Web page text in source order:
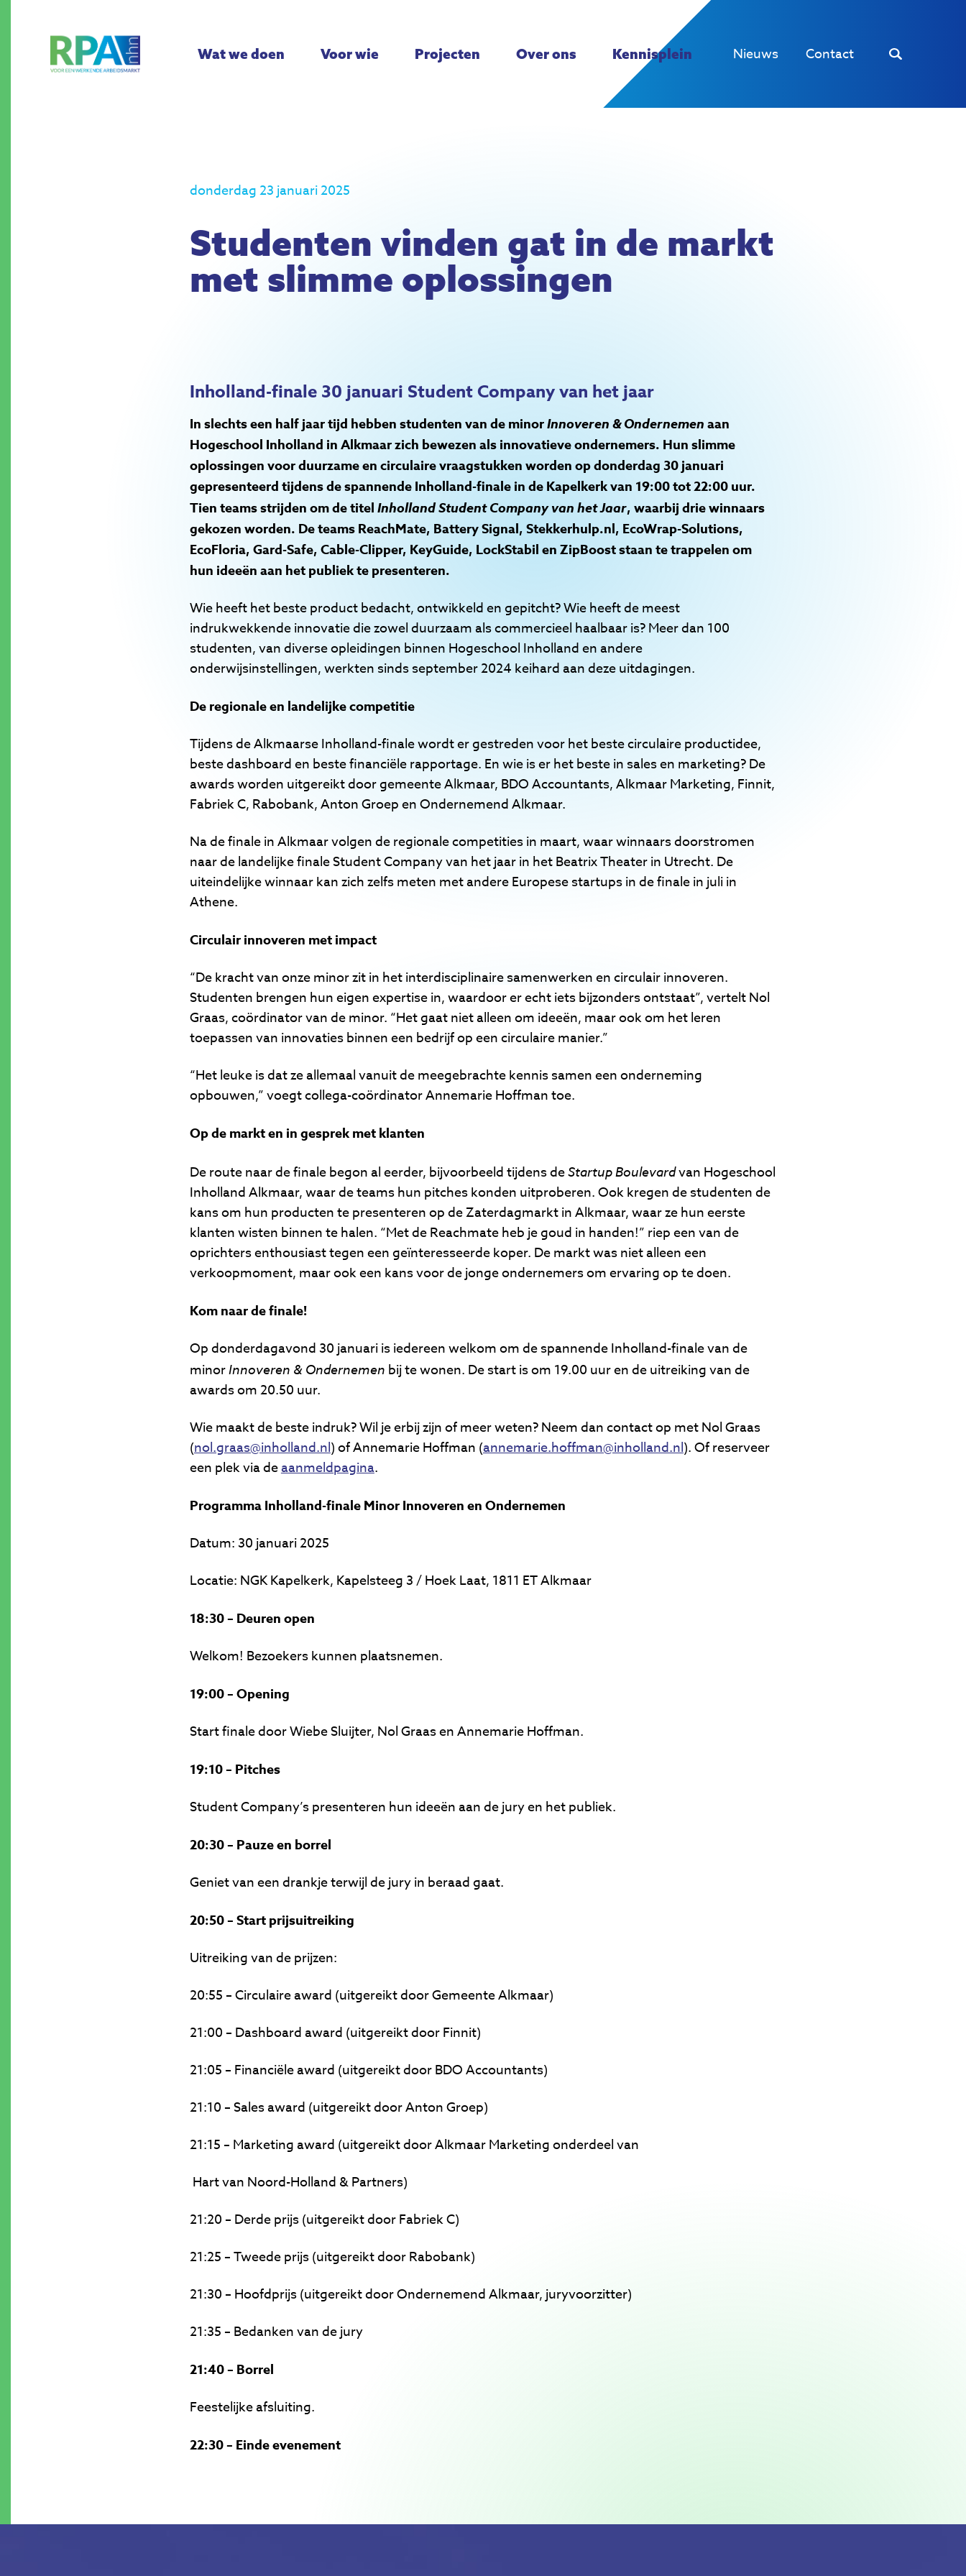
Wat we doen Voor wie Projecten Over ons Kennisplein Nieuws Contact
donderdag 23 januari 2025
Studenten vinden gat in de markt
met slimme oplossingen
Inholland-finale 30 januari Student Company van het jaar
In slechts een half jaar tijd hebben studenten van de minorInnoveren & Ondernemenaan
Hogeschool Inholland in Alkmaar zich bewezen als innovatieve ondernemers. Hun slimme
oplossingen voor duurzame en circulaire vraagstukken worden op donderdag 30 januari
gepresenteerd tijdens de spannende Inholland-finale in de Kapelkerk van 19:00 tot 22:00 uur.
Tien teams strijden om de titelInholland Student Company van het Jaar, waarbij drie winnaars
gekozen worden. De teams ReachMate, Battery Signal, Stekkerhulp.nl, EcoWrap-Solutions,
EcoFloria, Gard-Safe, Cable-Clipper, KeyGuide, LockStabil en ZipBoost staan te trappelen om
hun ideeën aan het publiek te presenteren.
Wie heeft het beste product bedacht, ontwikkeld en gepitcht? Wie heeft de meest
indrukwekkende innovatie die zowel duurzaam als commercieel haalbaar is? Meer dan 100
studenten, van diverse opleidingen binnen Hogeschool Inholland en andere
onderwijsinstellingen, werkten sinds september 2024 keihard aan deze uitdagingen.
De regionale en landelijke competitie
Tijdens de Alkmaarse Inholland-finale wordt er gestreden voor het beste circulaire productidee,
beste dashboard en beste financiële rapportage. En wie is er het beste in sales en marketing? De
awards worden uitgereikt door gemeente Alkmaar, BDO Accountants, Alkmaar Marketing, Finnit,
Fabriek C, Rabobank, Anton Groep en Ondernemend Alkmaar.
Na de finale in Alkmaar volgen de regionale competities in maart, waar winnaars doorstromen
naar de landelijke finale Student Company van het jaar in het Beatrix Theater in Utrecht. De
uiteindelijke winnaar kan zich zelfs meten met andere Europese startups in de finale in juli in
Athene.
Circulair innoveren met impact
“De kracht van onze minor zit in het interdisciplinaire samenwerken en circulair innoveren.
Studenten brengen hun eigen expertise in, waardoor er echt iets bijzonders ontstaat”, vertelt Nol
Graas, coördinator van de minor. “Het gaat niet alleen om ideeën, maar ook om het leren
toepassen van innovaties binnen een bedrijf op een circulaire manier.”
“Het leuke is dat ze allemaal vanuit de meegebrachte kennis samen een onderneming
opbouwen,” voegt collega-coördinator Annemarie Hoffman toe.
Op de markt en in gesprek met klanten
De route naar de finale begon al eerder, bijvoorbeeld tijdens deStartup Boulevardvan Hogeschool
Inholland Alkmaar, waar de teams hun pitches konden uitproberen. Ook kregen de studenten de
kans om hun producten te presenteren op de Zaterdagmarkt in Alkmaar, waar ze hun eerste
klanten wisten binnen te halen. “Met de Reachmate heb je goud in handen!” riep een van de
oprichters enthousiast tegen een geïnteresseerde koper. De markt was niet alleen een
verkoopmoment, maar ook een kans voor de jonge ondernemers om ervaring op te doen.
Kom naar de finale!
Op donderdagavond 30 januari is iedereen welkom om de spannende Inholland-finale van de
minorInnoveren & Ondernemen bij te wonen. De start is om 19.00 uur en de uitreiking van de
awards om 20.50 uur.
Wie maakt de beste indruk? Wil je erbij zijn of meer weten? Neem dan contact op met Nol Graas
(nol.graas@inholland.nl) of Annemarie Hoffman (annemarie.hoffman@inholland.nl). Of reserveer
een plek via deaanmeldpagina.
Programma Inholland-finale Minor Innoveren en Ondernemen
Datum: 30 januari 2025
Locatie: NGK Kapelkerk, Kapelsteeg 3 / Hoek Laat, 1811 ET Alkmaar
18:30 – Deuren open
Welkom! Bezoekers kunnen plaatsnemen.
19:00 – Opening
Start finale door Wiebe Sluijter, Nol Graas en Annemarie Hoffman.
19:10 – Pitches
Student Company’s presenteren hun ideeën aan de jury en het publiek.
20:30 – Pauze en borrel
Geniet van een drankje terwijl de jury in beraad gaat.
20:50 – Start prijsuitreiking
Uitreiking van de prijzen:
20:55 – Circulaire award (uitgereikt door Gemeente Alkmaar)
21:00 – Dashboard award (uitgereikt door Finnit)
21:05 – Financiële award (uitgereikt door BDO Accountants)
21:10 – Sales award (uitgereikt door Anton Groep)
21:15 – Marketing award (uitgereikt door Alkmaar Marketing onderdeel van
Hart van Noord-Holland & Partners)
21:20 – Derde prijs (uitgereikt door Fabriek C)
21:25 – Tweede prijs (uitgereikt door Rabobank)
21:30 – Hoofdprijs (uitgereikt door Ondernemend Alkmaar, juryvoorzitter)
21:35 – Bedanken van de jury
21:40 – Borrel
Feestelijke afsluiting.
22:30 – Einde evenement